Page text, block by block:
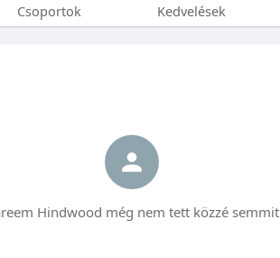
Csoportok Kedvelések
Hindwood még nem tett közzé semmit